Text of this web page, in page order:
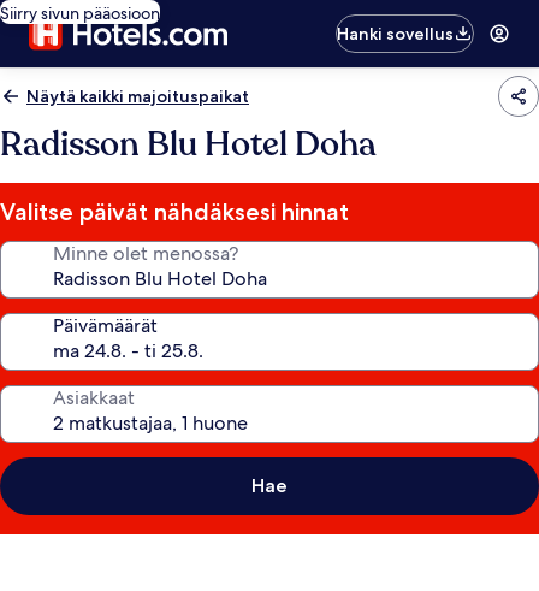
Siirry sivun pääosioon
Hanki sovellus
Näytä kaikki majoituspaikat
Radisson Blu Hotel Doha
Valitse päivät nähdäksesi hinnat
Minne olet menossa?
Päivämäärät
Asiakkaat
Hae